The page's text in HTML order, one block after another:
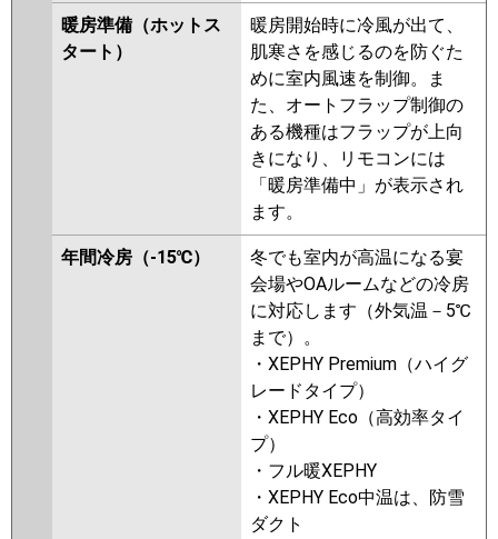
P56L7K PA-P56L7KN PA-P56L7H
PA-P56L7HN PA-P56L6KB PA-
P56L6KNB PA-P56L6HB PA-
P56L6HNB PA-P56L6KA PA-
P56L6KN1
PA-P56L6HA PA-
P56L6HN1 PA-P56L6HN
暖房準備（ホットス
タート）
暖房開始時に冷風が出て、
肌寒さを感じるのを防ぐた
めに室内風速を制御。ま
た、オートフラップ制御の
ある機種はフラップが上向
きになり、リモコンには
「暖房準備中」が表示され
ます。
年間冷房（-15℃）
冬でも室内が高温になる宴
会場やOAルームなどの冷房
に対応します（外気温－5℃
まで）。
・XEPHY Premium（ハイグ
レードタイプ）
・XEPHY Eco（高効率タイ
プ）
・フル暖XEPHY
・XEPHY Eco中温は、防雪
ダクト